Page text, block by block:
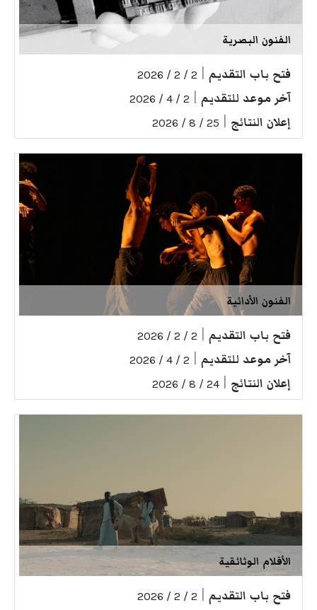
الفنون البصرية
فتح باب التقديم 2 / 2 / 2026
آخر موعد للتقديم 2 / 4 / 2026
إعلان النتائج 25 / 8 / 2026
الفنون الأدائية
فتح باب التقديم 2 / 2 / 2026
آخر موعد للتقديم 2 / 4 / 2026
إعلان النتائج 24 / 8 / 2026
الأفلام الوثائقية
فتح باب التقديم 2 / 2 / 2026